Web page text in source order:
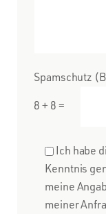
Spamschutz
8 + 8 =
Ich habe
Kenntnis
meine
meiner